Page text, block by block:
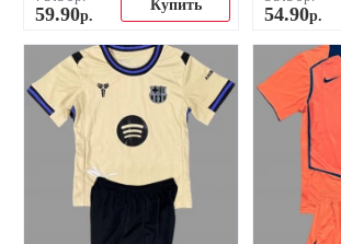
59.90р.
Купить 54.90р.